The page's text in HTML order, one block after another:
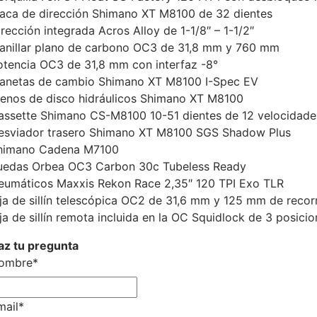
de dirección Shimano XT M8100 de 32 dientes
integrada Acros Alloy de 1-1/8″ – 1-1/2″
plano de carbono OC3 de 31,8 mm y 760 mm
OC3 de 31,8 mm con interfaz -8°
de cambio Shimano XT M8100 I-Spec EV
de disco hidráulicos Shimano XT M8100
Shimano CS-M8100 10-51 dientes de 12
trasero Shimano XT M8100 SGS Shadow Plus
Cadena M7100
Orbea OC3 Carbon 30c Tubeless Ready
Maxxis Rekon Race 2,35″ 120 TPI Exo TLR
de sillín telescópica OC2 de 31,6 mm y 125 mm de
de sillín remota incluida en la OC Squidlock de 3
tu pregunta
*
*